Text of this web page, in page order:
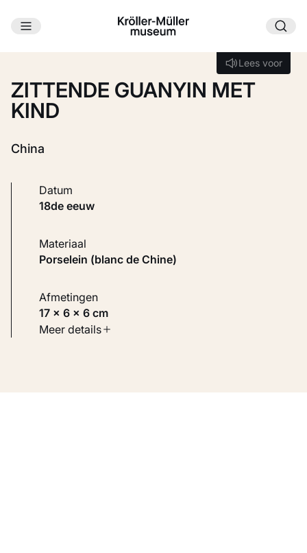
Ga naar hoofdinhoud
Lees voor
Lees voor
ZITTENDE GUANYIN MET
KIND
China
Datum
18de eeuw
Materiaal
Porselein (blanc de Chine)
Afmetingen
17 × 6 × 6 cm
Soort werk
Meer details